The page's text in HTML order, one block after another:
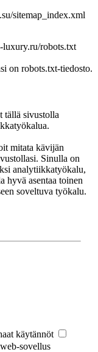
sitemap_index.xml
luxury.ru/robots.txt
on robots.txt-tiedosto.
tällä sivustolla
mitata kävijän
Sinulla on
analytiikkatyökalu,
hyvä asentaa toinen
soveltuva työkalu.
käytännöt
sovellus